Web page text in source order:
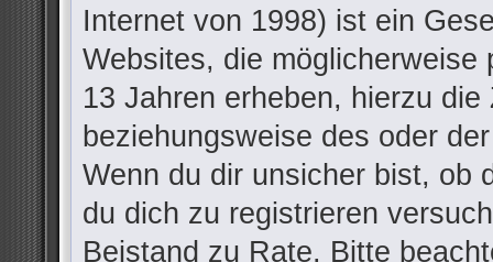
Internet von 1998) ist ein
Websites, die
13 Jahren erheben, hierzu
beziehungsweise des oder
Wenn du dir unsicher bist, ob
du dich zu registrieren
Beistand zu Rate. Bitte